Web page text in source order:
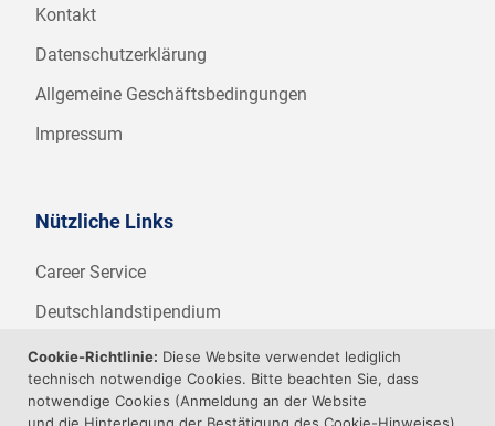
Kontakt
Datenschutzerklärung
Allgemeine Geschäftsbedingungen
Impressum
Nützliche Links
Career Service
Deutschlandstipendium
WHZ Firmenstipendium
Weitere Angebote der WHZ
Cookie-Richtlinie: Diese Website verwendet lediglich
technisch notwendige Cookies. Bitte beachten Sie, dass
notwendige Cookies (Anmeldung an der Website